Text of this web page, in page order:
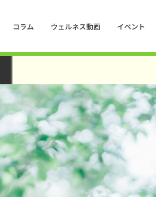
functions.phpon line1016
コラム ウェルネス動画 イベント